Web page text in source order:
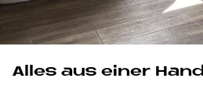
Alles aus einer Hand